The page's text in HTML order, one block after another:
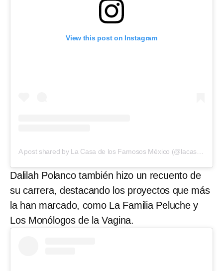
View this post on Instagram
Dalilah Polanco también hizo un recuento de
su carrera, destacando los proyectos que más
la han marcado, como La Familia Peluche y
Los Monólogos de la Vagina.